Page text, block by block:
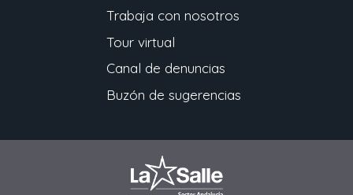
Trabaja con nosotros
Tour virtual
Canal de denuncias
Buzón de sugerencias